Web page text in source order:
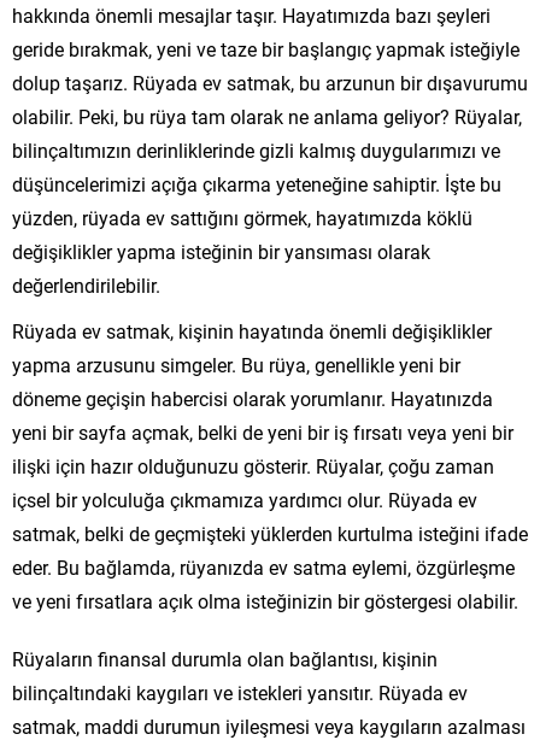
hakkında önemli mesajlar taşır. Hayatımızda bazı şeyleri
geride bırakmak, yeni ve taze bir başlangıç yapmak isteğiyle
dolup taşarız. Rüyada ev satmak, bu arzunun bir dışavurumu
olabilir. Peki, bu rüya tam olarak ne anlama geliyor? Rüyalar,
bilinçaltımızın derinliklerinde gizli kalmış duygularımızı ve
düşüncelerimizi açığa çıkarma yeteneğine sahiptir. İşte bu
yüzden, rüyada ev sattığını görmek, hayatımızda köklü
değişiklikler yapma isteğinin bir yansıması olarak
değerlendirilebilir.
Rüyada ev satmak, kişinin hayatında önemli değişiklikler
yapma arzusunu simgeler. Bu rüya, genellikle yeni bir
döneme geçişin habercisi olarak yorumlanır. Hayatınızda
yeni bir sayfa açmak, belki de yeni bir iş fırsatı veya yeni bir
ilişki için hazır olduğunuzu gösterir. Rüyalar, çoğu zaman
içsel bir yolculuğa çıkmamıza yardımcı olur. Rüyada ev
satmak, belki de geçmişteki yüklerden kurtulma isteğini ifade
eder. Bu bağlamda, rüyanızda ev satma eylemi, özgürleşme
ve yeni fırsatlara açık olma isteğinizin bir göstergesi olabilir.
Rüyaların finansal durumla olan bağlantısı, kişinin
bilinçaltındaki kaygıları ve istekleri yansıtır. Rüyada ev
satmak, maddi durumun iyileşmesi veya kaygıların azalması